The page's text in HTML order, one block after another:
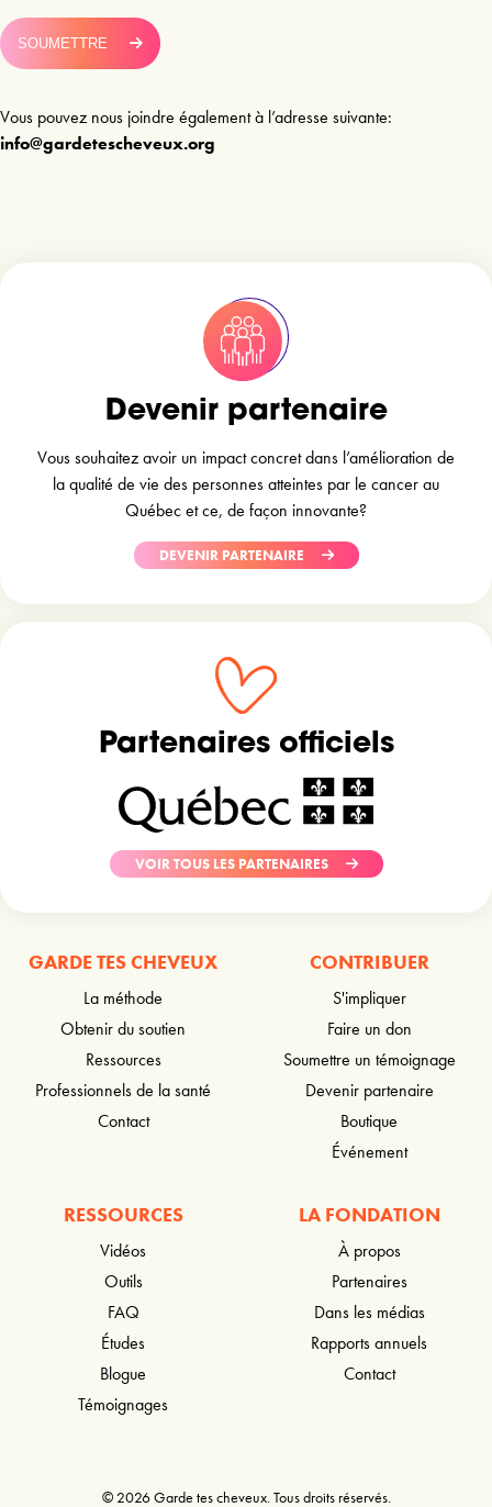
SOUMETTRE
Vous pouvez nous joindre également à l’adresse suivante:
info@gardetescheveux.org
Devenir partenaire
Vous souhaitez avoir un impact concret dans l’amélioration de
la qualité de vie des personnes atteintes par le cancer au
Québec et ce, de façon innovante?
DEVENIR PARTENAIRE
Partenaires officiels
VOIR TOUS LES PARTENAIRES
GARDE TES CHEVEUX
La méthode
Obtenir du soutien
Ressources
Professionnels de la santé
Contact
CONTRIBUER
S'impliquer
Faire un don
Soumettre un témoignage
Devenir partenaire
Boutique
Événement
RESSOURCES
Vidéos
Outils
FAQ
Études
Blogue
Témoignages
LA FONDATION
À propos
Partenaires
Dans les médias
Rapports annuels
Contact
© 2026 Garde tes cheveux. Tous droits réservés.